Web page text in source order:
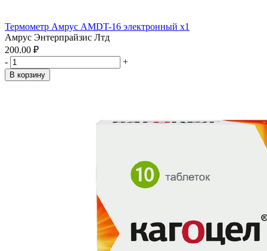
Термометр Амрус AMDT-16 электронный x1
Амрус Энтерпрайзис Лтд
200.00 ₽
-
+
В корзину